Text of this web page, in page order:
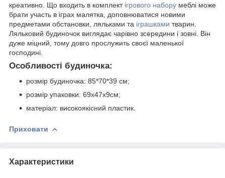
креативно. Що входить в комплект ігрового набору меблі може
брати участь в іграх малятка, доповнюватися новими
предметами обстановки, ляльками та іграшками тварин.
Ляльковий будиночок виглядає чарівно зсередини і зовні. Він
дуже міцний, тому довго прослужить своєї маленької
господині.
Особливості будиночка:
розмір будиночка: 85*70*39 см;
розмір упаковки: 69х47х9см;
матеріал: високоякісний пластик.
Приховати
Характеристики